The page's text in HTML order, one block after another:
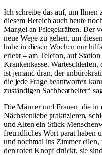
Ich schreibe das auf, um Ihnen
diesem Bereich auch heute
Mangel an Pflegekräften. Der
neue Wege zu gehen, um
habe in diesen Wochen nur
erlebt – am Telefon, auf
Krankenkasse. Warteschleifen,
ist jemand dran, der
die jede Frage beantworten
zuständigen Sachbearbeiter“
Die Männer und Frauen, die in
Nächstenliebe praktizieren,
und Alten ein Stück
freundliches Wort parat haben
und nochmal ins Zimmer
den roten Knopf drückt, sie